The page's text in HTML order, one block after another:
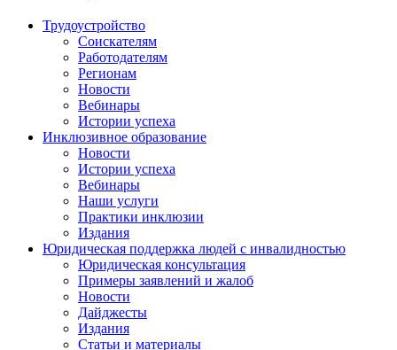
Трудоустройство
Соискателям
Работодателям
Регионам
Новости
Вебинары
Истории успеха
Инклюзивное образование
Новости
Истории успеха
Вебинары
Наши услуги
Практики инклюзии
Издания
Юридическая поддержка людей с инвалидностью
Юридическая консультация
Примеры заявлений и жалоб
Новости
Дайджесты
Издания
Статьи и материалы